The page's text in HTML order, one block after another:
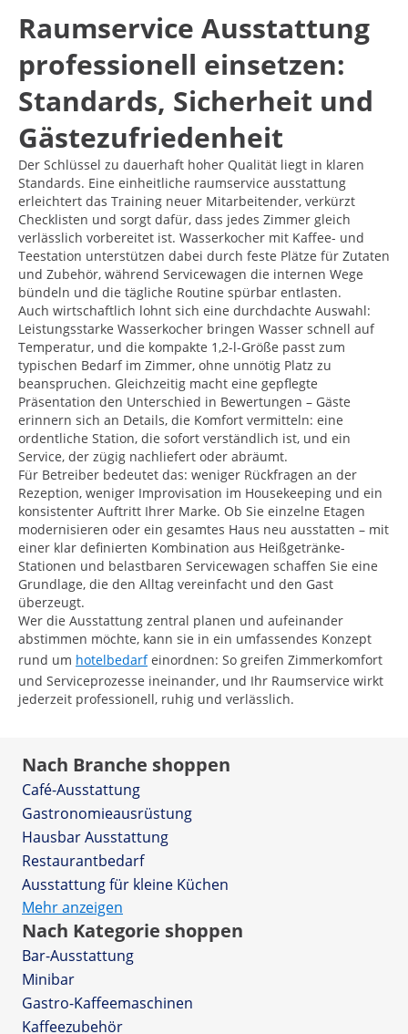
Raumservice Ausstattung
professionell einsetzen:
Standards, Sicherheit und
Gästezufriedenheit
Der Schlüssel zu dauerhaft hoher Qualität liegt in klaren
Standards. Eine einheitliche raumservice ausstattung
erleichtert das Training neuer Mitarbeitender, verkürzt
Checklisten und sorgt dafür, dass jedes Zimmer gleich
verlässlich vorbereitet ist. Wasserkocher mit Kaffee- und
Teestation unterstützen dabei durch feste Plätze für Zutaten
und Zubehör, während Servicewagen die internen Wege
bündeln und die tägliche Routine spürbar entlasten.
Auch wirtschaftlich lohnt sich eine durchdachte Auswahl:
Leistungsstarke Wasserkocher bringen Wasser schnell auf
Temperatur, und die kompakte 1,2-l-Größe passt zum
typischen Bedarf im Zimmer, ohne unnötig Platz zu
beanspruchen. Gleichzeitig macht eine gepflegte
Präsentation den Unterschied in Bewertungen – Gäste
erinnern sich an Details, die Komfort vermitteln: eine
ordentliche Station, die sofort verständlich ist, und ein
Service, der zügig nachliefert oder abräumt.
Für Betreiber bedeutet das: weniger Rückfragen an der
Rezeption, weniger Improvisation im Housekeeping und ein
konsistenter Auftritt Ihrer Marke. Ob Sie einzelne Etagen
modernisieren oder ein gesamtes Haus neu ausstatten – mit
einer klar definierten Kombination aus Heißgetränke-
Stationen und belastbaren Servicewagen schaffen Sie eine
Grundlage, die den Alltag vereinfacht und den Gast
überzeugt.
Wer die Ausstattung zentral planen und aufeinander
abstimmen möchte, kann sie in ein umfassendes Konzept
rund um hotelbedarfeinordnen: So greifen Zimmerkomfort
und Serviceprozesse ineinander, und Ihr Raumservice wirkt
jederzeit professionell, ruhig und verlässlich.
Nach Branche shoppen
Café-Ausstattung
Gastronomieausrüstung
Hausbar Ausstattung
Restaurantbedarf
Ausstattung für kleine Küchen
Mehr anzeigen
Nach Kategorie shoppen
Bar-Ausstattung
Minibar
Gastro-Kaffeemaschinen
Kaffeezubehör